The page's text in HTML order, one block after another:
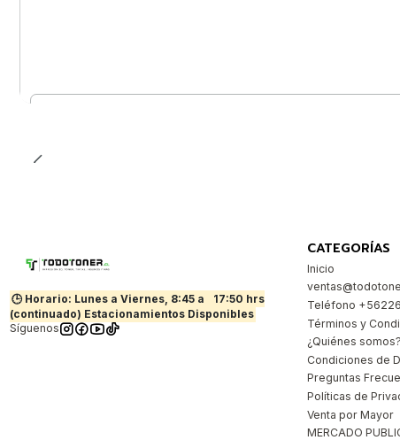
🕒 Horario: Lunes a Viernes, 8:45 a
17:50 hrs
(continuado) Estacionamientos Disponibles
Síguenos
CATEGORÍAS
Inicio
Teléfono
Términos y
¿Quiénes somos?
Condiciones de
Preguntas
Políticas de
Venta por Mayor
MERCADO